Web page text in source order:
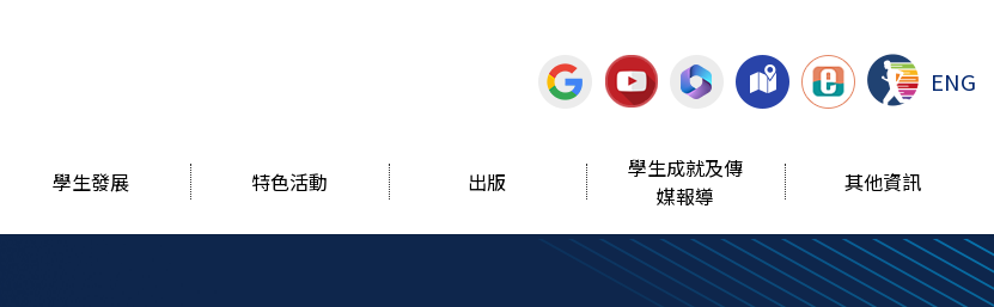
ENG
學生發展 特色活動 出版
學生成就及傳
媒報導
其他資訊